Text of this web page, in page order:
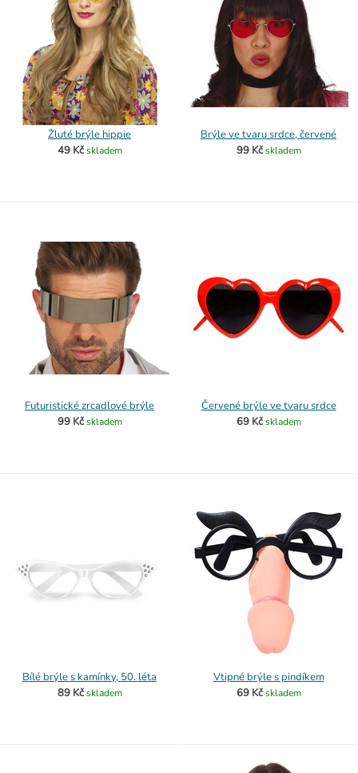
Žluté brýle hippie
49 Kč skladem
Brýle ve tvaru srdce, červené
99 Kč skladem
Futuristické zrcadlové brýle
99 Kč skladem
Červené brýle ve tvaru srdce
69 Kč skladem
Bílé brýle s kamínky, 50. léta
89 Kč skladem
Vtipné brýle s pindíkem
69 Kč skladem